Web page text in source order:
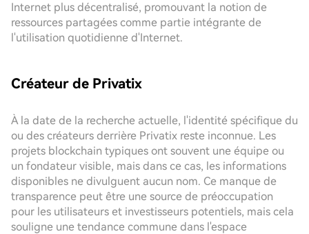
Internet plus décentralisé, promouvant la notion de
ressources partagées comme partie intégrante de
l'utilisation quotidienne d'Internet.
Créateur de Privatix
À la date de la recherche actuelle, l'identité spécifique du
ou des créateurs derrière Privatix reste inconnue. Les
projets blockchain typiques ont souvent une équipe ou
un fondateur visible, mais dans ce cas, les informations
disponibles ne divulguent aucun nom. Ce manque de
transparence peut être une source de préoccupation
pour les utilisateurs et investisseurs potentiels, mais cela
souligne une tendance commune dans l'espace